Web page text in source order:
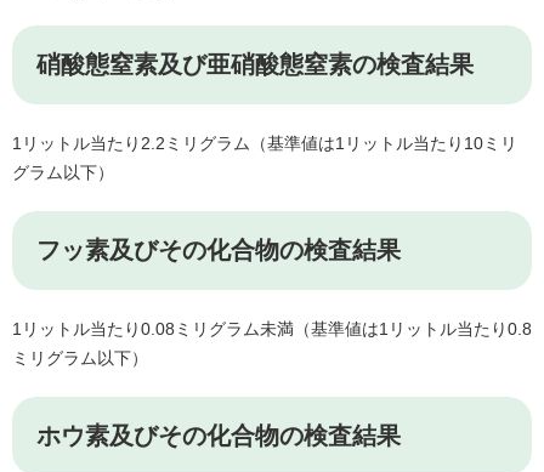
硝酸態窒素及び亜硝酸態窒素の検査結果
1リットル当たり2.2ミリグラム（基準値は1リットル当たり10ミリ
グラム以下）
フッ素及びその化合物の検査結果
1リットル当たり0.08ミリグラム未満（基準値は1リットル当たり0.8
ミリグラム以下）
ホウ素及びその化合物の検査結果